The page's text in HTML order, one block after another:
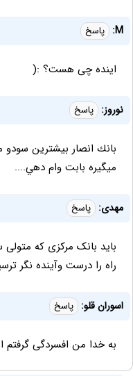
M: پاسخ
اینده چی هست؟ :(
نوروز: پاسخ
بانك انصار بيشترين
ميگيره بابت وام دهي....
مهدی: پاسخ
باید بانک مرکزی که
راه را درست وآینده نگر
اسوران قلو: پاسخ
به خدا من افسردگی گرفتم